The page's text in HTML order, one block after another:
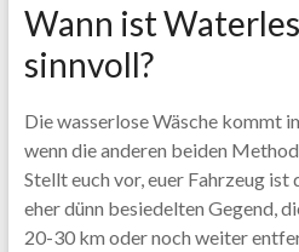
Wann ist
sinnvoll?
Die wasserlose Wäsche kommt
wenn die anderen beiden
Stellt euch vor, euer Fahrzeug
eher dünn besiedelten Gegend,
20-30 km oder noch weiter